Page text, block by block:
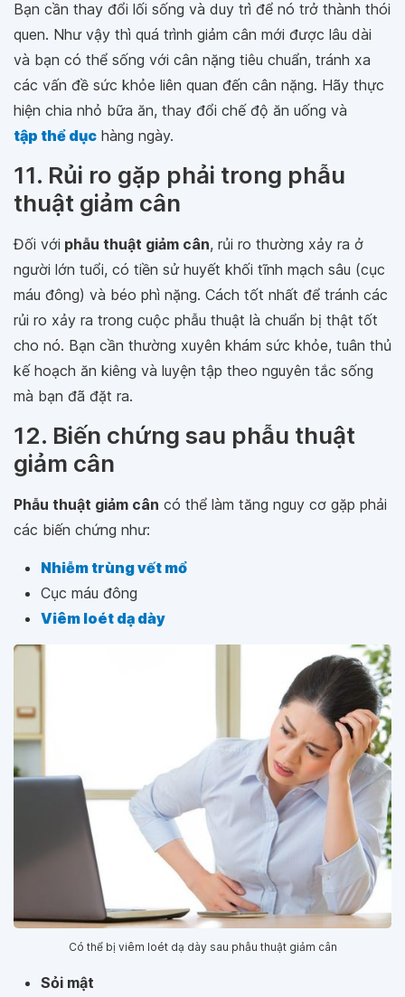
Bạn cần thay đổi lối sống và duy trì để nó trở thành thói
quen. Như vậy thì quá trình giảm cân mới được lâu dài
và bạn có thể sống với cân nặng tiêu chuẩn, tránh xa
các vấn đề sức khỏe liên quan đến cân nặng. Hãy thực
hiện chia nhỏ bữa ăn, thay đổi chế độ ăn uống và
tập thể dục hàng ngày.
11. Rủi ro gặp phải trong phẫu
thuật giảm cân
Đối với phẫu thuật giảm cân, rủi ro thường xảy ra ở
người lớn tuổi, có tiền sử huyết khối tĩnh mạch sâu (cục
máu đông) và béo phì nặng. Cách tốt nhất để tránh các
rủi ro xảy ra trong cuộc phẫu thuật là chuẩn bị thật tốt
cho nó. Bạn cần thường xuyên khám sức khỏe, tuân thủ
kế hoạch ăn kiêng và luyện tập theo nguyên tắc sống
mà bạn đã đặt ra.
12. Biến chứng sau phẫu thuật
giảm cân
Phẫu thuật giảm cân có thể làm tăng nguy cơ gặp phải
các biến chứng như:
Nhiễm trùng vết mổ
Cục máu đông
Viêm loét dạ dày
Có thể bị viêm loét dạ dày sau phẫu thuật giảm cân
Sỏi mật